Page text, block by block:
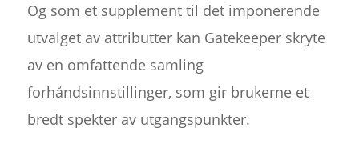
Og som et supplement til det imponerende
utvalget av attributter kan Gatekeeper skryte
av en omfattende samling
forhåndsinnstillinger, som gir brukerne et
bredt spekter av utgangspunkter.